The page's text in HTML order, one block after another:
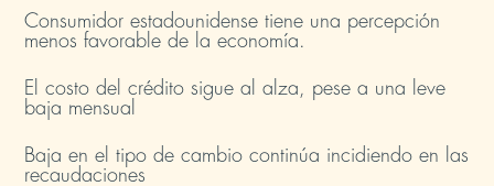
Consumidor estadounidense tiene una percepción
menos favorable de la economía​.
El costo del crédito sigue al alza, pese a una leve
baja mensual​
Baja en el tipo de cambio continúa incidiendo en las
recaudaciones​